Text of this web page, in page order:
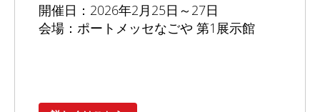
開催日：2026年2月25日～27日
会場：ポートメッセなごや 第1展示館